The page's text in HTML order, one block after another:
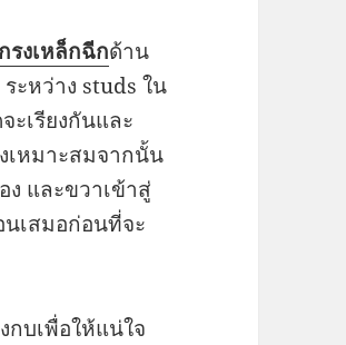
รงเหล็กฉีกด้าน
ะหว่าง studs ใน
ะเรียงกันและ
เหมาะสมจากนั้น
และขวาเข้าสู่
เสมอก่อนที่จะ
บเพื่อให้แน่ใจ